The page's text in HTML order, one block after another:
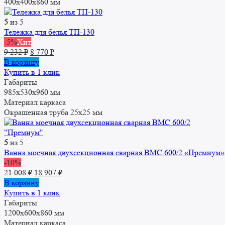
5 из 5
Тележка для белья ТП-130
-5%Хит
9 232₽ Первоначальная
цена
составляла
9
232 ₽.
8 770 ₽Текущая
8
В корзину
Купить в 1 клик
Габариты
985х530х960 мм
Материал каркаса
Окрашенная труба 25x25 мм
5 из 5
Ванна моечная двухсекционная сварная ВМС 600/2 «Премиум»
-10%
21 008₽ Первоначальная
цена
составляла
21
008 ₽.
18 907 ₽Текущая
В корзину
Купить в 1 клик
Габариты
1200х600х860 мм
Материал каркаса